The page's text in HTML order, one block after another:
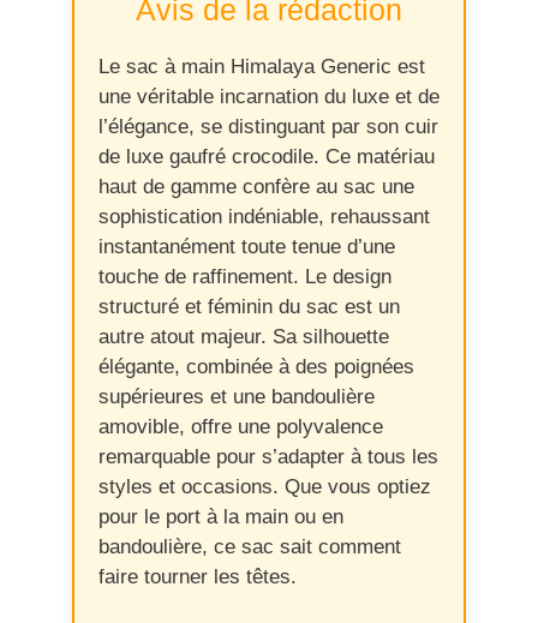
Avis de la rédaction
Le sac à main Himalaya Generic est
une véritable incarnation du luxe et de
l’élégance, se distinguant par son cuir
de luxe gaufré crocodile. Ce matériau
haut de gamme confère au sac une
sophistication indéniable, rehaussant
instantanément toute tenue d’une
touche de raffinement. Le design
structuré et féminin du sac est un
autre atout majeur. Sa silhouette
élégante, combinée à des poignées
supérieures et une bandoulière
amovible, offre une polyvalence
remarquable pour s’adapter à tous les
styles et occasions. Que vous optiez
pour le port à la main ou en
bandoulière, ce sac sait comment
faire tourner les têtes.